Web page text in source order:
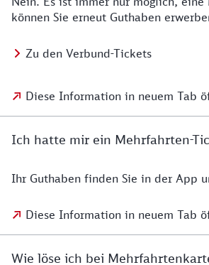
können Sie erneut Guthaben
Zu den Verbund-Tickets
Diese Information in neuem Tab
Ich hatte mir ein Mehrfahrten-
Ihr Guthaben finden Sie in der App
Diese Information in neuem Tab
Wie löse ich bei